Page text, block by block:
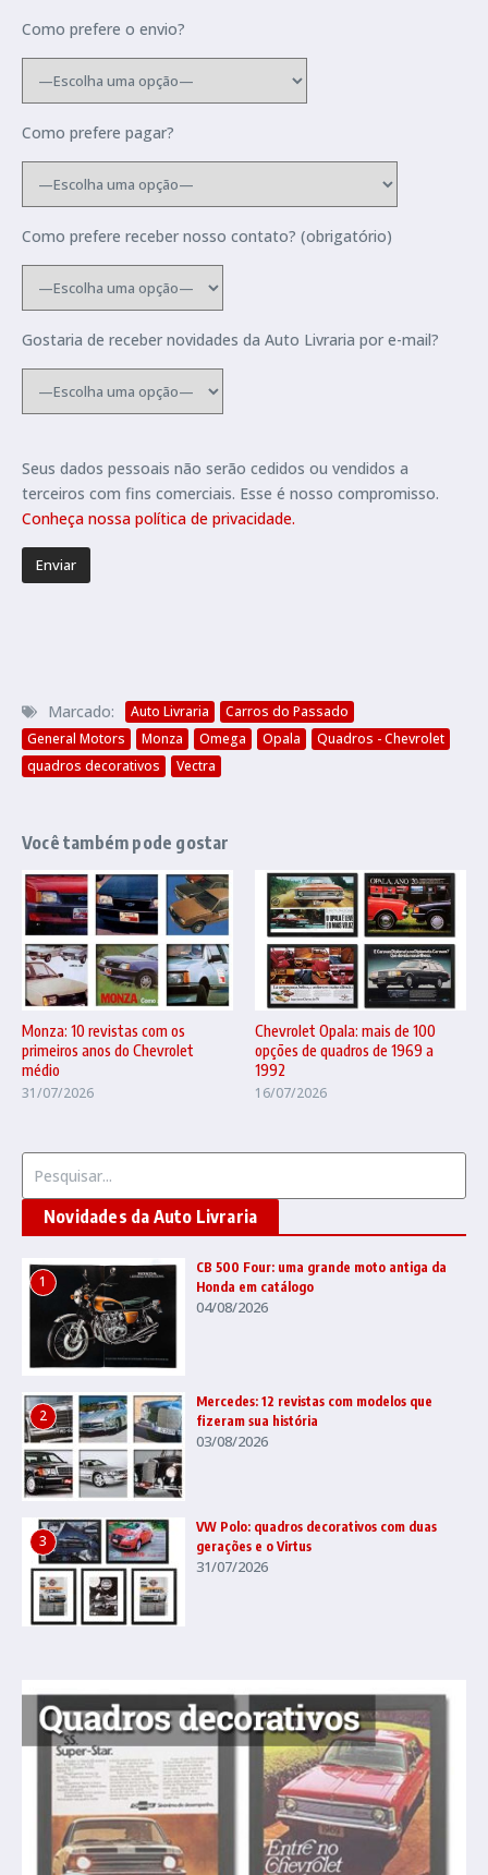
Como prefere o envio?
Como prefere pagar?
Como prefere receber nosso contato? (obrigatório)
Gostaria de receber novidades da Auto Livraria por e-mail?
Seus dados pessoais não serão cedidos ou vendidos a
terceiros com fins comerciais. Esse é nosso compromisso.
Conheça nossa política de privacidade.
Marcado: Auto Livraria
Carros do Passado
General Motors
Monza Omega Opala
Quadros - Chevrolet
quadros decorativos
Vectra
Você também pode gostar
Monza: 10 revistas com os
primeiros anos do Chevrolet
médio
31/07/2026
Chevrolet Opala: mais de 100
opções de quadros de 1969 a
1992
16/07/2026
Novidades da Auto Livraria
1
CB 500 Four: uma grande moto antiga da
Honda em catálogo
04/08/2026
2
Mercedes: 12 revistas com modelos que
fizeram sua história
03/08/2026
3
VW Polo: quadros decorativos com duas
gerações e o Virtus
31/07/2026